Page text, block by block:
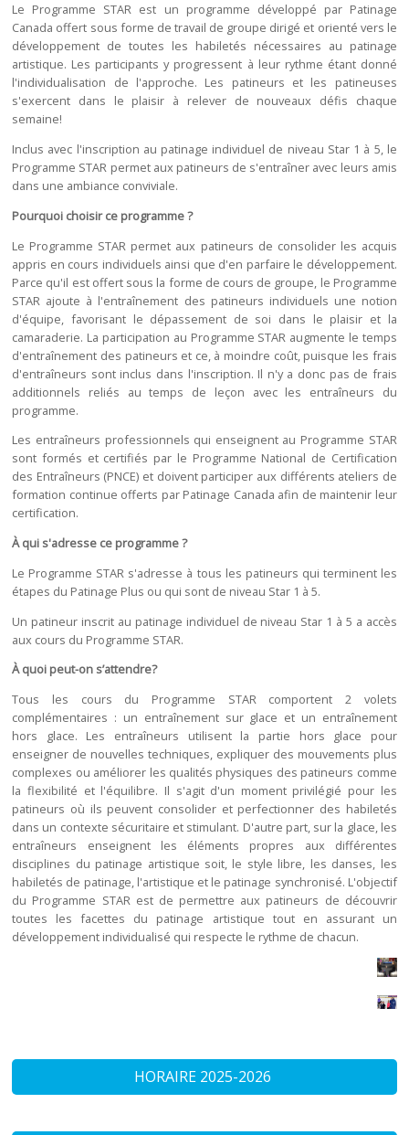
Le Programme STAR est un programme développé par Patinage
Canada offert sous forme de travail de groupe dirigé et orienté vers le
développement de toutes les habiletés nécessaires au patinage
artistique. Les participants y progressent à leur rythme étant donné
l'individualisation de l'approche. Les patineurs et les patineuses
s'exercent dans le plaisir à relever de nouveaux défis chaque
semaine!
Inclus avec l'inscription au patinage individuel de niveau Star 1 à 5, le
Programme STAR permet aux patineurs de s'entraîner avec leurs amis
dans une ambiance conviviale.
Pourquoi choisir ce programme ?
Le Programme STAR permet aux patineurs de consolider les acquis
appris en cours individuels ainsi que d'en parfaire le développement.
Parce qu'il est offert sous la forme de cours de groupe, le Programme
STAR ajoute à l'entraînement des patineurs individuels une notion
d'équipe, favorisant le dépassement de soi dans le plaisir et la
camaraderie. La participation au Programme STAR augmente le temps
d'entraînement des patineurs et ce, à moindre coût, puisque les frais
d'entraîneurs sont inclus dans l'inscription. Il n'y a donc pas de frais
additionnels reliés au temps de leçon avec les entraîneurs du
programme.
Les entraîneurs professionnels qui enseignent au Programme STAR
sont formés et certifiés par le Programme National de Certification
des Entraîneurs (PNCE) et doivent participer aux différents ateliers de
formation continue offerts par Patinage Canada afin de maintenir leur
certification.
À qui s'adresse ce programme ?
Le Programme STAR s'adresse à tous les patineurs qui terminent les
étapes du Patinage Plus ou qui sont de niveau Star 1 à 5.
Un patineur inscrit au patinage individuel de niveau Star 1 à 5 a accès
aux cours du Programme STAR.
À quoi peut-on s’attendre?
Tous les cours du Programme STAR comportent 2 volets
complémentaires : un entraînement sur glace et un entraînement
hors glace. Les entraîneurs utilisent la partie hors glace pour
enseigner de nouvelles techniques, expliquer des mouvements plus
complexes ou améliorer les qualités physiques des patineurs comme
la flexibilité et l'équilibre. Il s'agit d'un moment privilégié pour les
patineurs où ils peuvent consolider et perfectionner des habiletés
dans un contexte sécuritaire et stimulant. D'autre part, sur la glace, les
entraîneurs enseignent les éléments propres aux différentes
disciplines du patinage artistique soit, le style libre, les danses, les
habiletés de patinage, l'artistique et le patinage synchronisé. L'objectif
du Programme STAR est de permettre aux patineurs de découvrir
toutes les facettes du patinage artistique tout en assurant un
développement individualisé qui respecte le rythme de chacun.
HORAIRE 2025-2026